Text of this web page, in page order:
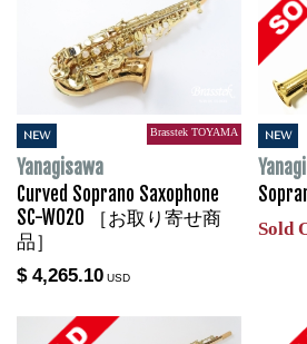
NEW Brasstek TOYAMA
Yanagisawa
Curved Soprano Saxophone
SC-WO20 ［お取り寄せ商
品］
$ 4,265.10 USD
NEW
Sold